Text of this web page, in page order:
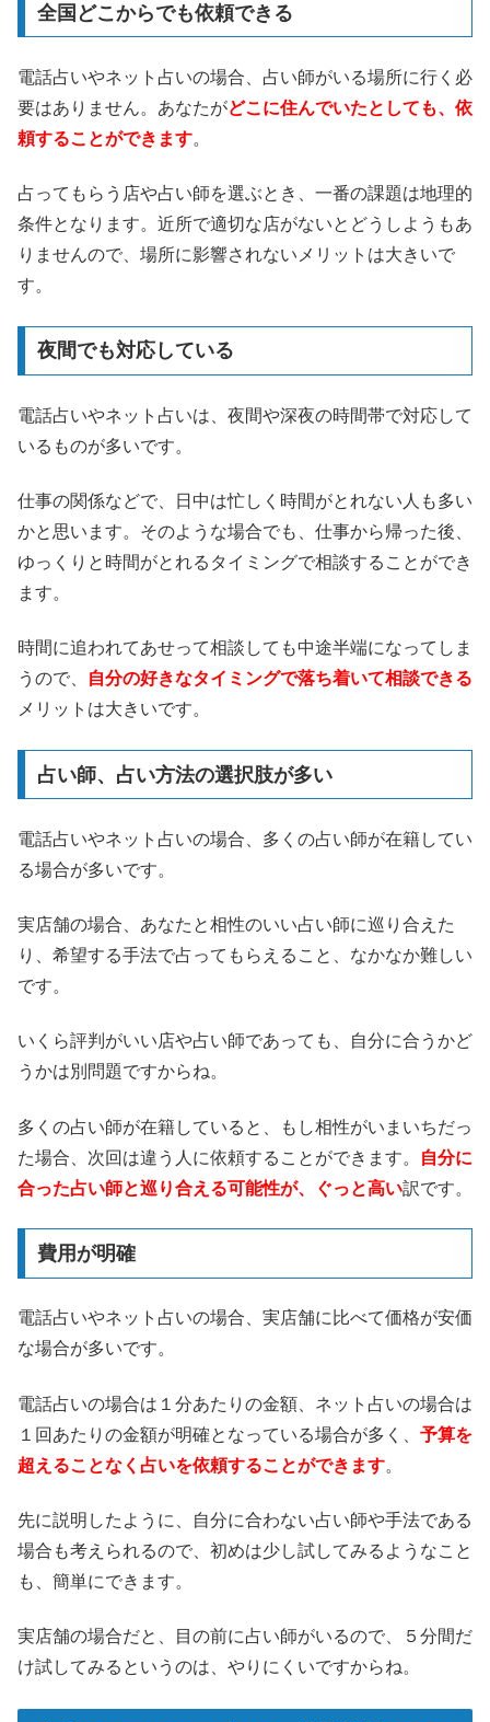
全国どこからでも依頼できる
電話占いやネット占いの場合、占い師がいる場所に行く必
要はありません。あなたがどこに住んでいたとしても、依
頼することができます。
占ってもらう店や占い師を選ぶとき、一番の課題は地理的
条件となります。近所で適切な店がないとどうしようもあ
りませんので、場所に影響されないメリットは大きいで
す。
夜間でも対応している
電話占いやネット占いは、夜間や深夜の時間帯で対応して
いるものが多いです。
仕事の関係などで、日中は忙しく時間がとれない人も多い
かと思います。そのような場合でも、仕事から帰った後、
ゆっくりと時間がとれるタイミングで相談することができ
ます。
時間に追われてあせって相談しても中途半端になってしま
うので、
自分の好きなタイミングで落ち着いて相談できる
メリットは大きいです。
占い師、占い方法の選択肢が多い
電話占いやネット占いの場合、多くの占い師が在籍してい
る場合が多いです。
実店舗の場合、あなたと相性のいい占い師に巡り合えた
り、希望する手法で占ってもらえること、なかなか難しい
です。
いくら評判がいい店や占い師であっても、自分に合うかど
うかは別問題ですからね。
多くの占い師が在籍していると、もし相性がいまいちだっ
た場合、次回は違う人に依頼することができます。
自分に
合った占い師と巡り合える可能性が、ぐっと高い訳です。
費用が明確
電話占いやネット占いの場合、実店舗に比べて価格が安価
な場合が多いです。
電話占いの場合は１分あたりの金額、ネット占いの場合は
１回あたりの金額が明確となっている場合が多く、 予算を
超えることなく占いを依頼することができます。
先に説明したように、自分に合わない占い師や手法である
場合も考えられるので、初めは少し試してみるようなこと
も、簡単にできます。
実店舗の場合だと、目の前に占い師がいるので、５分間だ
け試してみるというのは、やりにくいですからね。